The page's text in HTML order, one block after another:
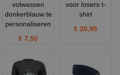
volwassen
donkerblauw te
personaliseren
€ 7,50
voor losers t-
shirt
€ 20,95